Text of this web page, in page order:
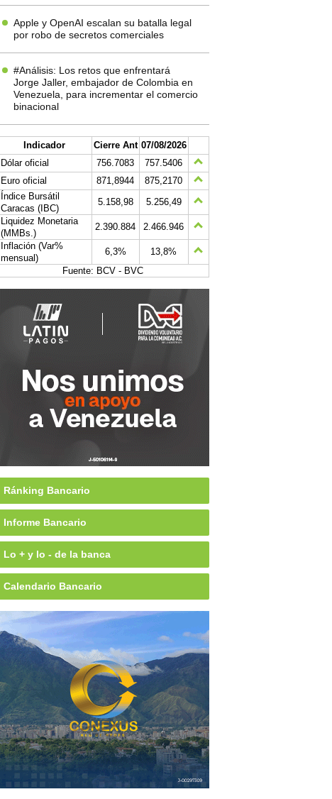
Apple y OpenAI escalan su batalla legal
por robo de secretos comerciales
#Análisis: Los retos que enfrentará
Jorge Jaller, embajador de Colombia en
Venezuela, para incrementar el comercio
binacional
Indicador Cierre Ant 07/08/2026
Dólar oficial
756.7083
757.5406
Euro oficial
871,8944
875,2170
Índice Bursátil
Caracas (IBC)
5.158,98
5.256,49
Liquidez Monetaria
(MMBs.)
2.390.884
2.466.946
Inflación (Var%
mensual)
6,3%
13,8%
Fuente: BCV - BVC
Ránking Bancario
Informe Bancario
Lo + y lo - de la banca
Calendario Bancario